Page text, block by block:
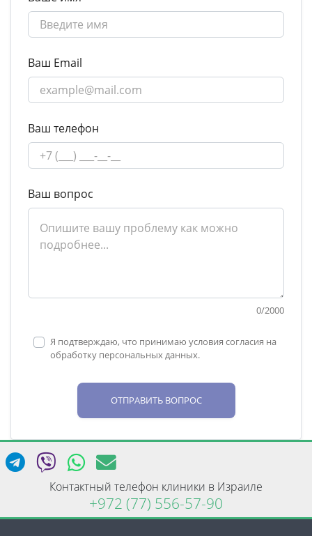
Ваш Email
Ваш телефон
Ваш вопрос
0/2000
Я подтверждаю, что принимаю условия согласия на
обработку персональных данных.
ОТПРАВИТЬ ВОПРОС
Контактный телефон клиники в Израиле
+972 (77) 556-57-90